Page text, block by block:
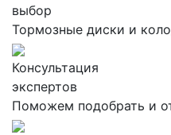
выбор
Тормозные диски и
Консультация
экспертов
Поможем подобрать и